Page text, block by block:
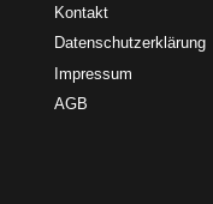
Kontakt
Datenschutzerklärung
Impressum
AGB